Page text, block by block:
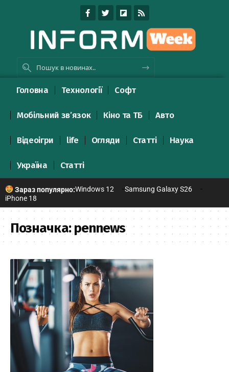
Головна Технології Софт
Мобільний зв’язок Кіно та ТБ Авто
Відеоігри life Огляди Статті Наука
Україна Статті
Зараз популярно:Windows 12
Samsung Galaxy S26
iPhone 18
Позначка:pennews